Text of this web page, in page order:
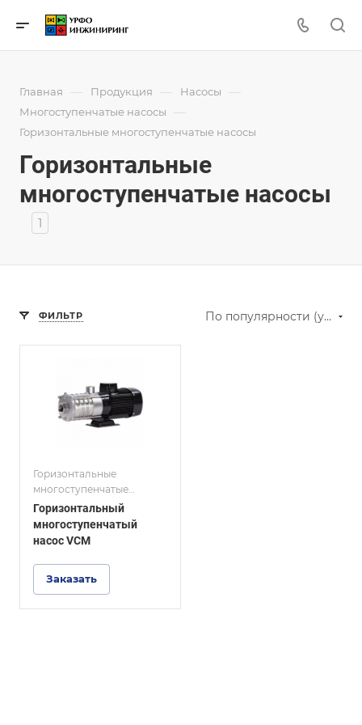
Главная — Продукция — Насосы —
Многоступенчатые насосы —
Горизонтальные многоступенчатые насосы
Горизонтальные
многоступенчатые насосы
1
ФИЛЬТР По популярности (убывание)
Горизонтальные
многоступенчатые
насосы
Горизонтальный
многоступенчатый
насос VCM
Заказать